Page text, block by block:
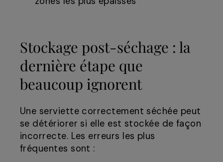
Stockage post-séchage : la
dernière étape que
beaucoup ignorent
Une serviette correctement séchée peut
se détériorer si elle est stockée de façon
incorrecte. Les erreurs les plus
fréquentes sont :